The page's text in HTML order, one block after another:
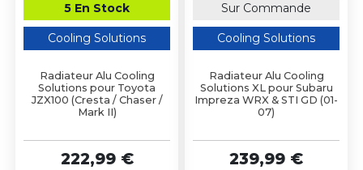
5 En Stock
Cooling Solutions
Radiateur Alu Cooling
Solutions pour Toyota
JZX100 (Cresta / Chaser /
Mark II)
222,99 €
Sur Commande
Cooling Solutions
Radiateur Alu Cooling
Solutions XL pour Subaru
Impreza WRX & STI GD (01-
07)
239,99 €